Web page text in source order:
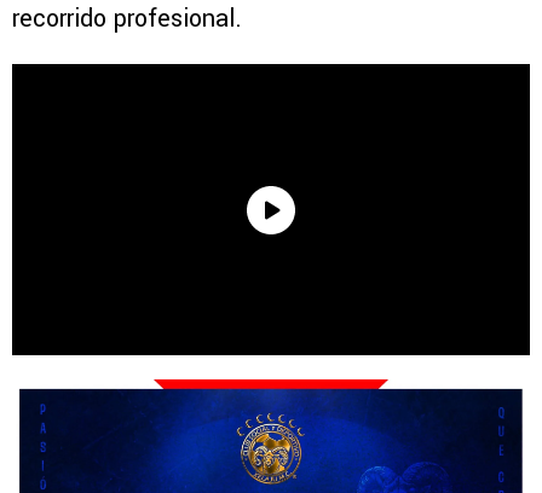
recorrido profesional.